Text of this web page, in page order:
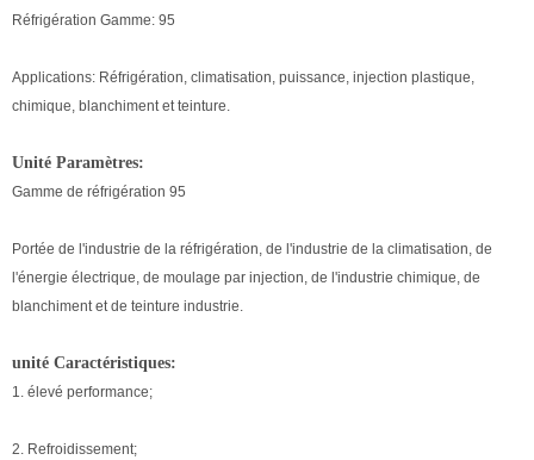
Réfrigération Gamme: 95
Applications: Réfrigération, climatisation, puissance, injection plastique,
chimique, blanchiment et teinture.
Unité Paramètres:
Gamme de réfrigération 95
Portée de l'industrie de la réfrigération, de l'industrie de la climatisation, de
l'énergie électrique, de moulage par injection, de l'industrie chimique, de
blanchiment et de teinture industrie.
unité Caractéristiques:
1. élevé performance;
2. Refroidissement;